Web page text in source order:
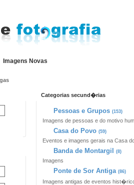
Imagens Novas
Categorias secund�rias
Pessoas e Grupos (153)
Imagens de pessoas e do motivo
Casa do Povo (59)
Eventos e imagens gerais na Casa
Banda de Montargil (8)
Imagens
Ponte de Sor Antiga (86)
Imagens antigas de eventos